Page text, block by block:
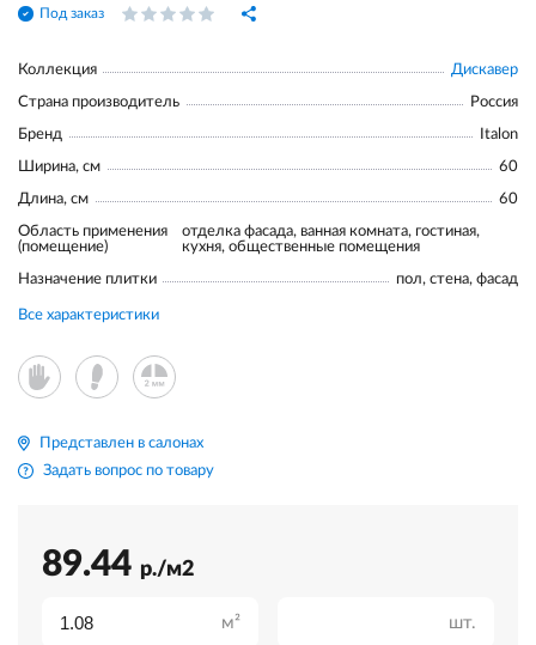
Под заказ
Коллекция Дискавер
Страна производитель Россия
Бренд Italon
Ширина, см 60
Длина, см 60
Область применения
(помещение)
отделка фасада, ванная комната, гостиная,
кухня, общественные помещения
Назначение плитки пол, стена, фасад
Все характеристики
Представлен в салонах
Задать вопрос по товару
89.44 р./м2
м² шт.